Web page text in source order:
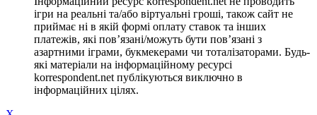
ігри на реальні та/або віртуальні гроші, також сайт не
приймає ні в якій формі оплату ставок та інших
платежів, які пов’язані/можуть бути пов’язані з
азартними іграми, букмекерами чи тоталізаторами. Будь-
які матеріали на інформаційному ресурсі
korrespondent.net публікуються виключно в
інформаційних цілях.